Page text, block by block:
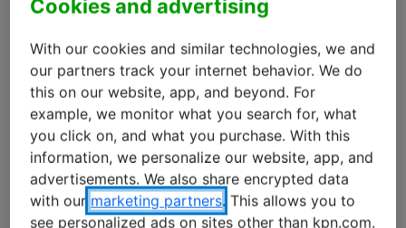
du drone. Ensemble, ils prennent des mesures pour
préparer notre espace aérien à des vols de drones
autonomes et sécurisé.
« Le déploiement de drones s’inscrit dans l’ambition
stratégique de Havenbedrijf Rotterdam de devenir un
port encore plus performant, sûr et durable », déclare
Ingrid Römers, conseillère principale chez Havenbedrijf
Cookies and advertising
With our cookies and similar technologies, we and
our partners track your internet behavior. We do
this on our website, app, and beyond. For
example, we monitor what you search for, what
you click on, and what you purchase. With this
information, we personalize our website, app, and
advertisements. We also share encrypted data
with our marketing partners. This allows you to
see personalized ads on sites other than kpn.com.